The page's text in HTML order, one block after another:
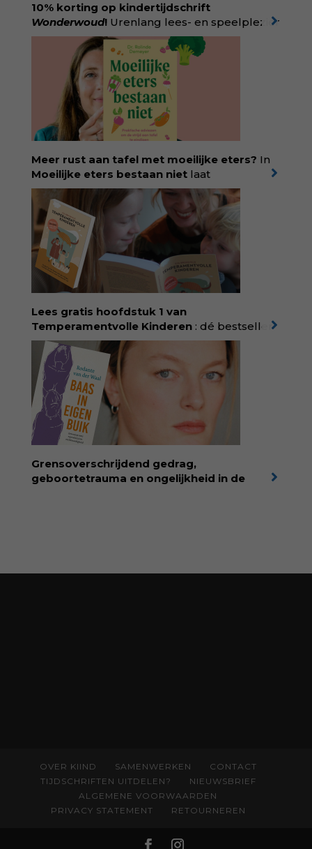
10% korting op kindertijdschrift
Wonderwoud! Urenlang lees- en speelplezier
voor dromers, doeners en denkers.
Wonderwoud is het ambachtelijk gemaakte
antwoord op alle snelle gooimaarweg-
boekjes en hapsnap-filmpjes. Het mooiste
kindertijdschrift van Nederland; met liefde en
kunde voor taal, beeld en tekeningen die
spat van elke pagina. Dat vóel je. Dat voelt je
kind. Abonneer via
wonderwoud.nl/abonneren**en krijg 10%
korting met code:
KIIND10
Meer rust aan tafel met moeilijke eters? In
Moeilijke eters bestaan niet laat
kinderdiëtist en lactatiekundigeRolinde
Demeyer
zien wat er schuilgaat achter
eetgedrag dat ouders zorgen baart. Met
aandacht voor ontwikkeling,
neurodivergentie en medische oorzaken
helpt ze hardnekkige misverstanden los te
laten en maakt ze van eten weer een
moment van verbinding. Bestel via je lokale
boekhandel! Lees meer over Rolinde via
kiind.nl/rolinde
Lees gratis hoofdstuk 1 van
Temperamentvolle Kinderen : dé bestseller
van pedagoog Eva Bronsveld. In het boek
Temperamentvolle kinderen vind je 25 jaar
aan kennis en ervaring. Met ruim 50.000
verkochte exemplaren met recht een
bestseller, waarmee Eva veel gezinnen heeft
kunnen helpen. Ze schrijft met een
liefdevolle kijk op kinderen en veel begrip
voor ouders. Download het hoofdstuk gratis
via:
evabronsveld.plugandpay.nl/r?
id=ZcYxEBJH
Grensoverschrijdend gedrag,
geboortetrauma en ongelijkheid in de
OVER KIIND SAMENWERKEN
CONTACT
TIJDSCHRIFTEN UITDELEN?
NIEUWSBRIEF
ALGEMENE VOORWAARDEN
PRIVACY STATEMENT
RETOURNEREN